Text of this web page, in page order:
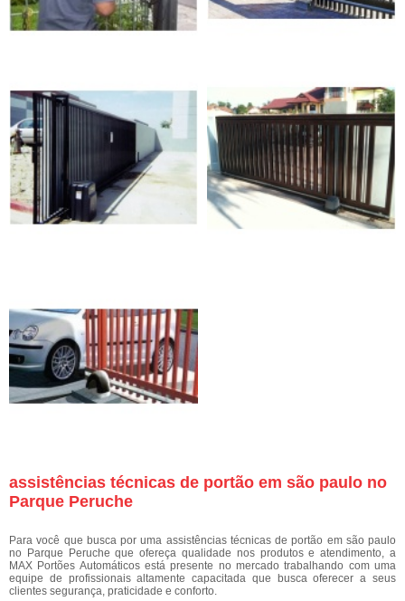
assistências técnicas de portão em são paulo no
Parque Peruche
Para você que busca por uma assistências técnicas de portão em são paulo
no Parque Peruche que ofereça qualidade nos produtos e atendimento, a
MAX Portões Automáticos está presente no mercado trabalhando com uma
equipe de profissionais altamente capacitada que busca oferecer a seus
clientes segurança, praticidade e conforto.